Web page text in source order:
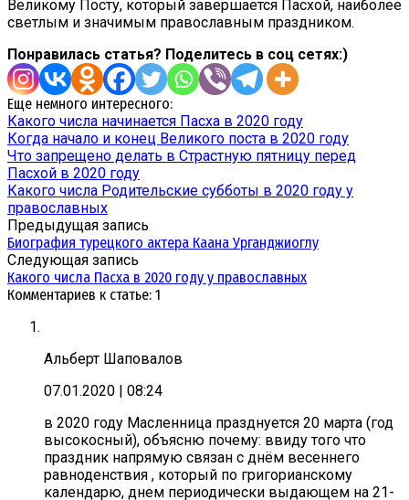
Великому Посту, который завершается Пасхой, наиболее
светлым и значимым православным праздником.
Понравилась статья? Поделитесь в соц сетях:)
Еще немного интересного:
Какого числа начинается Пасха в 2020 году
Когда начало и конец Великого поста в 2020 году
Что запрещено делать в Страстную пятницу перед
Пасхой в 2020 году
Какого числа Родительские субботы в 2020 году у
православных
Предыдущая запись
Биография турецкого актера Каана Урганджиоглу
Следующая запись
Какого числа Пасха в 2020 году у православных
Комментариев к статье: 1
Альберт Шаповалов
07.01.2020
| 08:24
в 2020 году Масленница празднуется 20 марта (год
высокосный), объясню почему: ввиду того что
праздник напрямую связан с днём весеннего
равноденствия , который по григорианскому
календарю, днем периодически выдающем на 21-